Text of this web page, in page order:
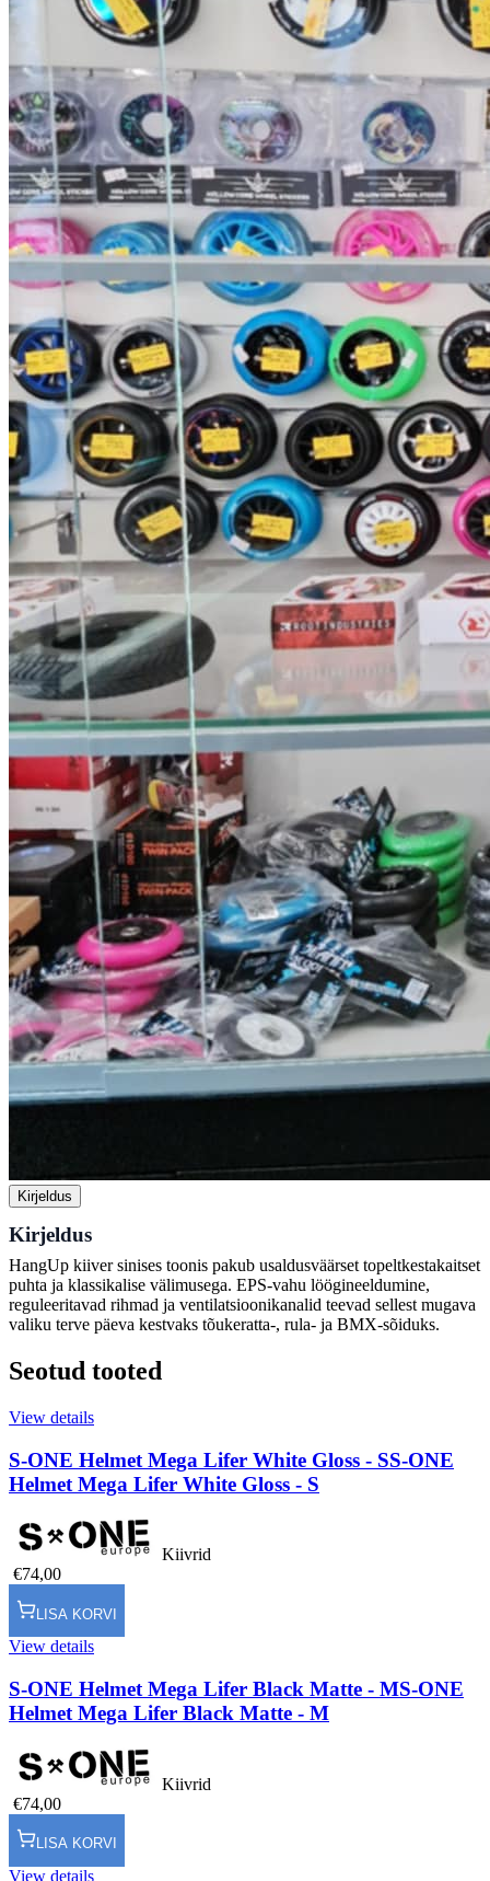
Kirjeldus
Kirjeldus
HangUp kiiver sinises toonis pakub usaldusväärset topeltkestakaitset
puhta ja klassikalise välimusega. EPS-vahu löögineeldumine,
reguleeritavad rihmad ja ventilatsioonikanalid teevad sellest mugava
valiku terve päeva kestvaks tõukeratta-, rula- ja BMX-sõiduks.
Seotud tooted
View details
S-ONE Helmet Mega Lifer White Gloss - SS-ONE
Helmet Mega Lifer White Gloss - S
Kiivrid
€74,00
LISA KORVI
View details
S-ONE Helmet Mega Lifer Black Matte - MS-ONE
Helmet Mega Lifer Black Matte - M
Kiivrid
€74,00
LISA KORVI
View details